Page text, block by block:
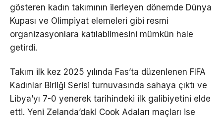
gösteren kadın takımının ilerleyen dönemde Dünya
Kupası ve Olimpiyat elemeleri gibi resmi
organizasyonlara katılabilmesini mümkün hale
getirdi.
Takım ilk kez 2025 yılında Fas’ta düzenlenen FIFA
Kadınlar Birliği Serisi turnuvasında sahaya çıktı ve
Libya’yı 7-0 yenerek tarihindeki ilk galibiyetini elde
etti. Yeni Zelanda’daki Cook Adaları maçları ise